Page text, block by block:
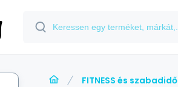
FITNESS és szabadidő